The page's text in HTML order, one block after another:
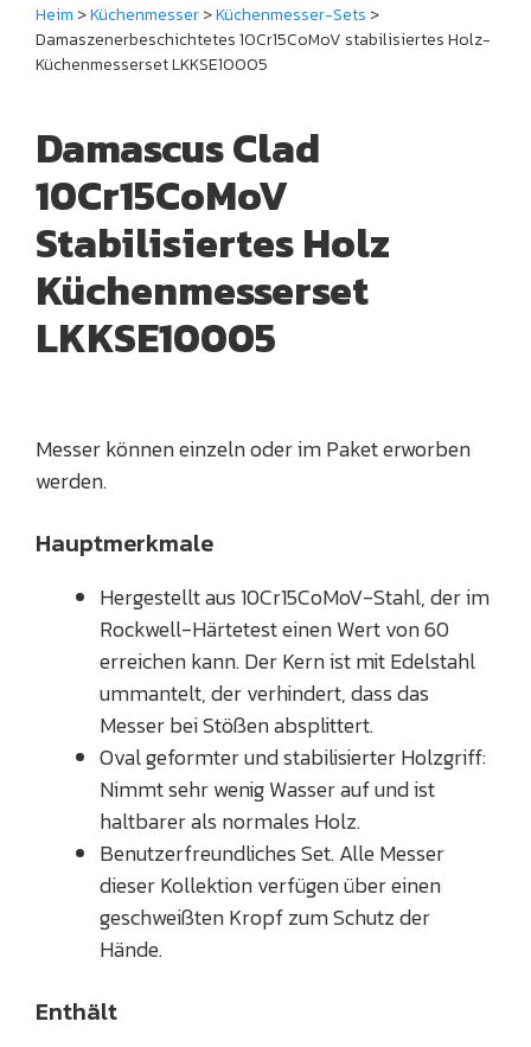
Heim >Küchenmesser>Küchenmesser-Sets >
Damaszenerbeschichtetes 10Cr15CoMoV stabilisiertes Holz-
Küchenmesserset LKKSE10005
Damascus Clad
10Cr15CoMoV
Stabilisiertes Holz
Küchenmesserset
LKKSE10005
Messer können einzeln oder im Paket erworben
werden.
Hauptmerkmale
Hergestellt aus 10Cr15CoMoV-Stahl, der im
Rockwell-Härtetest einen Wert von 60
erreichen kann. Der Kern ist mit Edelstahl
ummantelt, der verhindert, dass das
Messer bei Stößen absplittert.
Oval geformter und stabilisierter Holzgriff:
Nimmt sehr wenig Wasser auf und ist
haltbarer als normales Holz.
Benutzerfreundliches Set. Alle Messer
dieser Kollektion verfügen über einen
geschweißten Kropf zum Schutz der
Hände.
Enthält